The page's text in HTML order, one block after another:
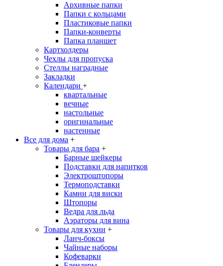
Архивные папки
Папки с кольцами
Пластиковые папки
Папки-конверты
Папка планшет
Картхолдеры
Чехлы для пропуска
Стеллы наградные
Закладки
Календари +
квартальные
вечные
настольные
оригинальные
настенные
Все для дома +
Товары для бара +
Барные шейкеры
Подставки для напитков
Электроштопоры
Термоподставки
Камни для виски
Штопоры
Ведра для льда
Аэраторы для вина
Товары для кухни +
Ланч-боксы
Чайные наборы
Кофеварки